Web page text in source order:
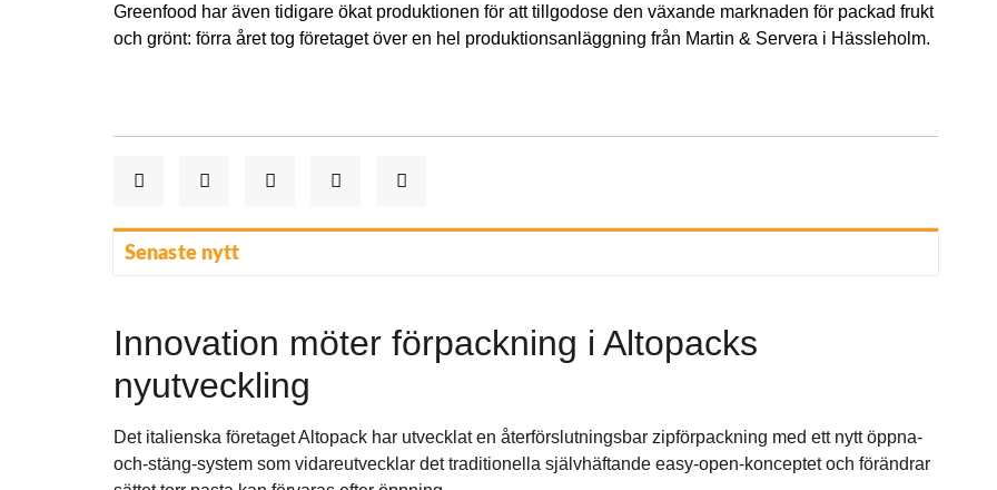
Greenfood har även tidigare ökat produktionen för att tillgodose den växande marknaden för packad frukt
och grönt: förra året tog företaget över en hel produktionsanläggning från Martin & Servera i Hässleholm.
Senaste nytt
Innovation möter förpackning i Altopacks
nyutveckling
Det italienska företaget Altopack har utvecklat en återförslutningsbar zipförpackning med ett nytt öppna-
och-stäng-system som vidareutvecklar det traditionella självhäftande easy-open-konceptet och förändrar